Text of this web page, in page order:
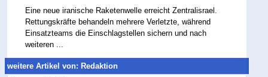
Eine neue iranische Raketenwelle erreicht Zentralisrael.
Rettungskräfte behandeln mehrere Verletzte, während
Einsatzteams die Einschlagstellen sichern und nach
weiteren ...
weitere Artikel von: Redaktion